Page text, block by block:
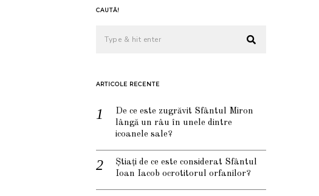
CAUTĂ!
ARTICOLE RECENTE
De ce este zugrăvit Sfântul Miron
lângă un râu în unele dintre
icoanele sale?
Știați de ce este considerat Sfântul
Ioan Iacob ocrotitorul orfanilor?